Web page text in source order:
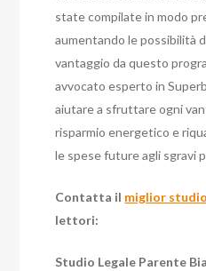
state compilate in modo
aumentando le possibilità
vantaggio da questo
avvocato esperto in
aiutare a sfruttare ogni
risparmio energetico e
le spese future agli sgravi
Contatta il miglior
lettori:
Studio Legale Parente